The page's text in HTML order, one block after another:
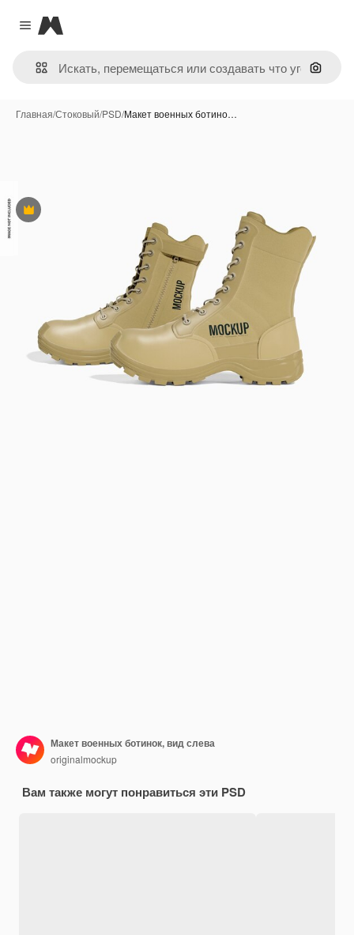
Close menu
Magnific
Поиск
Главная/Стоковый/PSD/Макет военных ботино…
Премиум
Макет военных ботинок, вид слева
originalmockup
Вам также могут понравиться эти PSD